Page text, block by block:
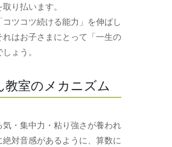
り払います。
ツコツ続ける能力」を伸ばし
れはお子さまにとって「一生の
ょう。
教室のメカニズム
気・集中力・粘り強さが養われ
絶対音感があるように、算数に